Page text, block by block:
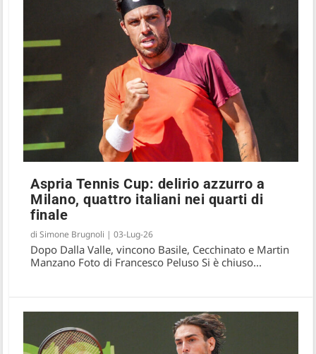
Aspria Tennis Cup: delirio azzurro a
Milano, quattro italiani nei quarti di
finale
diSimone Brugnoli |03-Lug-26
Dopo Dalla Valle, vincono Basile, Cecchinato e Martin
Manzano Foto di Francesco Peluso Si è chiuso...